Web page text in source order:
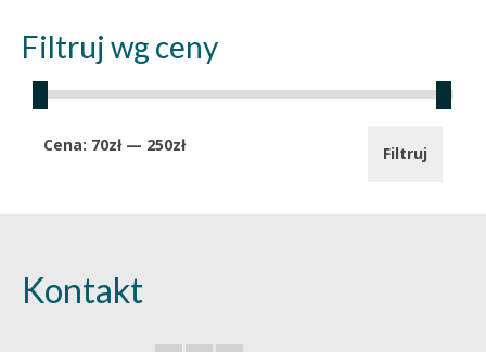
Filtruj wg ceny
Cena
Cena
Filtruj
Cena: 70zł— 250zł
Kontakt